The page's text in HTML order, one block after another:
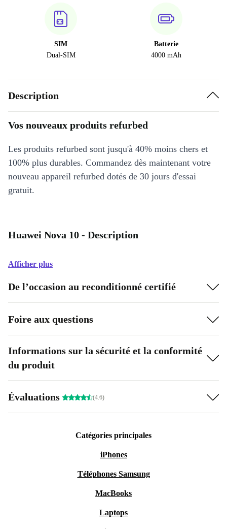
SIM
Dual-SIM
Batterie
4000 mAh
Description
Vos nouveaux produits refurbed
Les produits refurbed sont jusqu'à 40% moins chers et
100% plus durables. Commandez dès maintenant votre
nouveau appareil refurbed dotés de 30 jours d'essai
gratuit.
Huawei Nova 10 - Description
Afficher plus
De l’occasion au reconditionné certifié
Foire aux questions
Informations sur la sécurité et la conformité
du produit
Évaluations (4.6)
Catégories principales
iPhones
Téléphones Samsung
MacBooks
Laptops